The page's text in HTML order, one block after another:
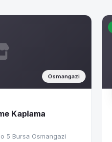
Osmangazi
Kaplama
5 Bursa Osmangazi